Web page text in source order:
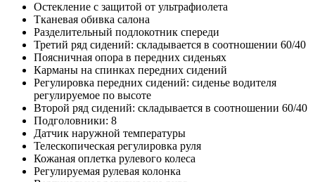
Остекление с защитой от ультрафиолета
Тканевая обивка салона
Разделительный подлокотник спереди
Третий ряд сидений: складывается в соотношении 60/40
Поясничная опора в передних сиденьях
Карманы на спинках передних сидений
Регулировка передних сидений: сиденье водителя
регулируемое по высоте
Второй ряд сидений: складывается в соотношении 60/40
Подголовники: 8
Датчик наружной температуры
Телескопическая регулировка руля
Кожаная оплетка рулевого колеса
Регулируемая рулевая колонка